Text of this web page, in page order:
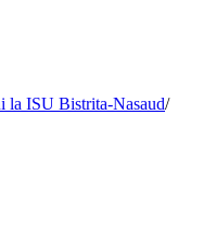
la ISU Bistrita-Nasaud